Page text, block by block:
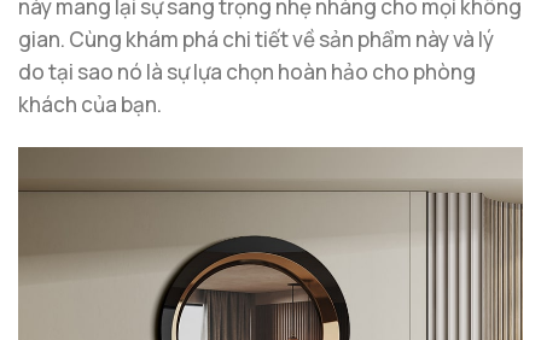
này mang lại sự sang trọng nhẹ nhàng cho mọi không
gian. Cùng khám phá chi tiết về sản phẩm này và lý
do tại sao nó là sự lựa chọn hoàn hảo cho phòng
khách của bạn.